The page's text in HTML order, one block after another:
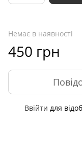
Немає в наявності
450 грн
Ввійти для